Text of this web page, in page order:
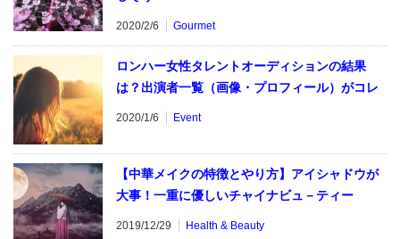
2020/2/6 Gourmet
ロンハー女性タレントオーディションの結果
は？出演者一覧（画像・プロフィール）がコレ
2020/1/6 Event
【中華メイクの特徴とやり方】アイシャドウが
大事！一重に優しいチャイナビュ－ティー
2019/12/29 Health & Beauty